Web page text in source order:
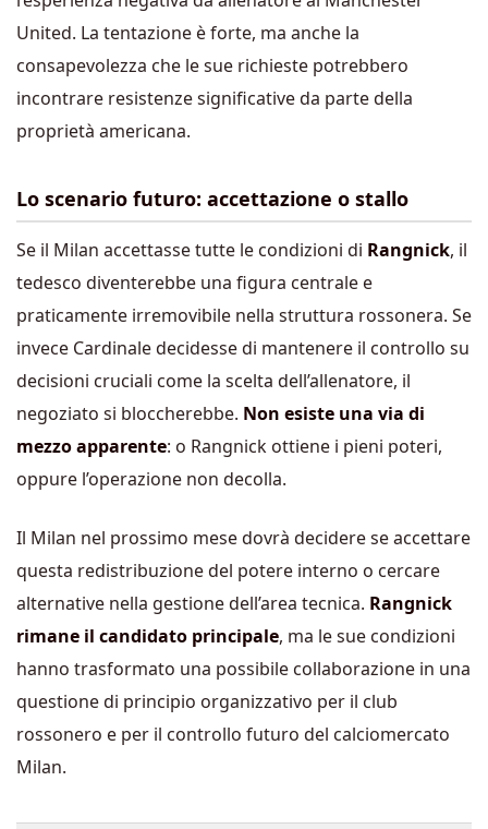
United. La tentazione è forte, ma anche la
consapevolezza che le sue richieste potrebbero
incontrare resistenze significative da parte della
proprietà americana.
Lo scenario futuro: accettazione o stallo
Se il Milan accettasse tutte le condizioni di Rangnick, il
tedesco diventerebbe una figura centrale e
praticamente irremovibile nella struttura rossonera. Se
invece Cardinale decidesse di mantenere il controllo su
decisioni cruciali come la scelta dell’allenatore, il
negoziato si bloccherebbe. Non esiste una via di
mezzo apparente: o Rangnick ottiene i pieni poteri,
oppure l’operazione non decolla.
Il Milan nel prossimo mese dovrà decidere se accettare
questa redistribuzione del potere interno o cercare
alternative nella gestione dell’area tecnica. Rangnick
rimane il candidato principale, ma le sue condizioni
hanno trasformato una possibile collaborazione in una
questione di principio organizzativo per il club
rossonero e per il controllo futuro del calciomercato
Milan.